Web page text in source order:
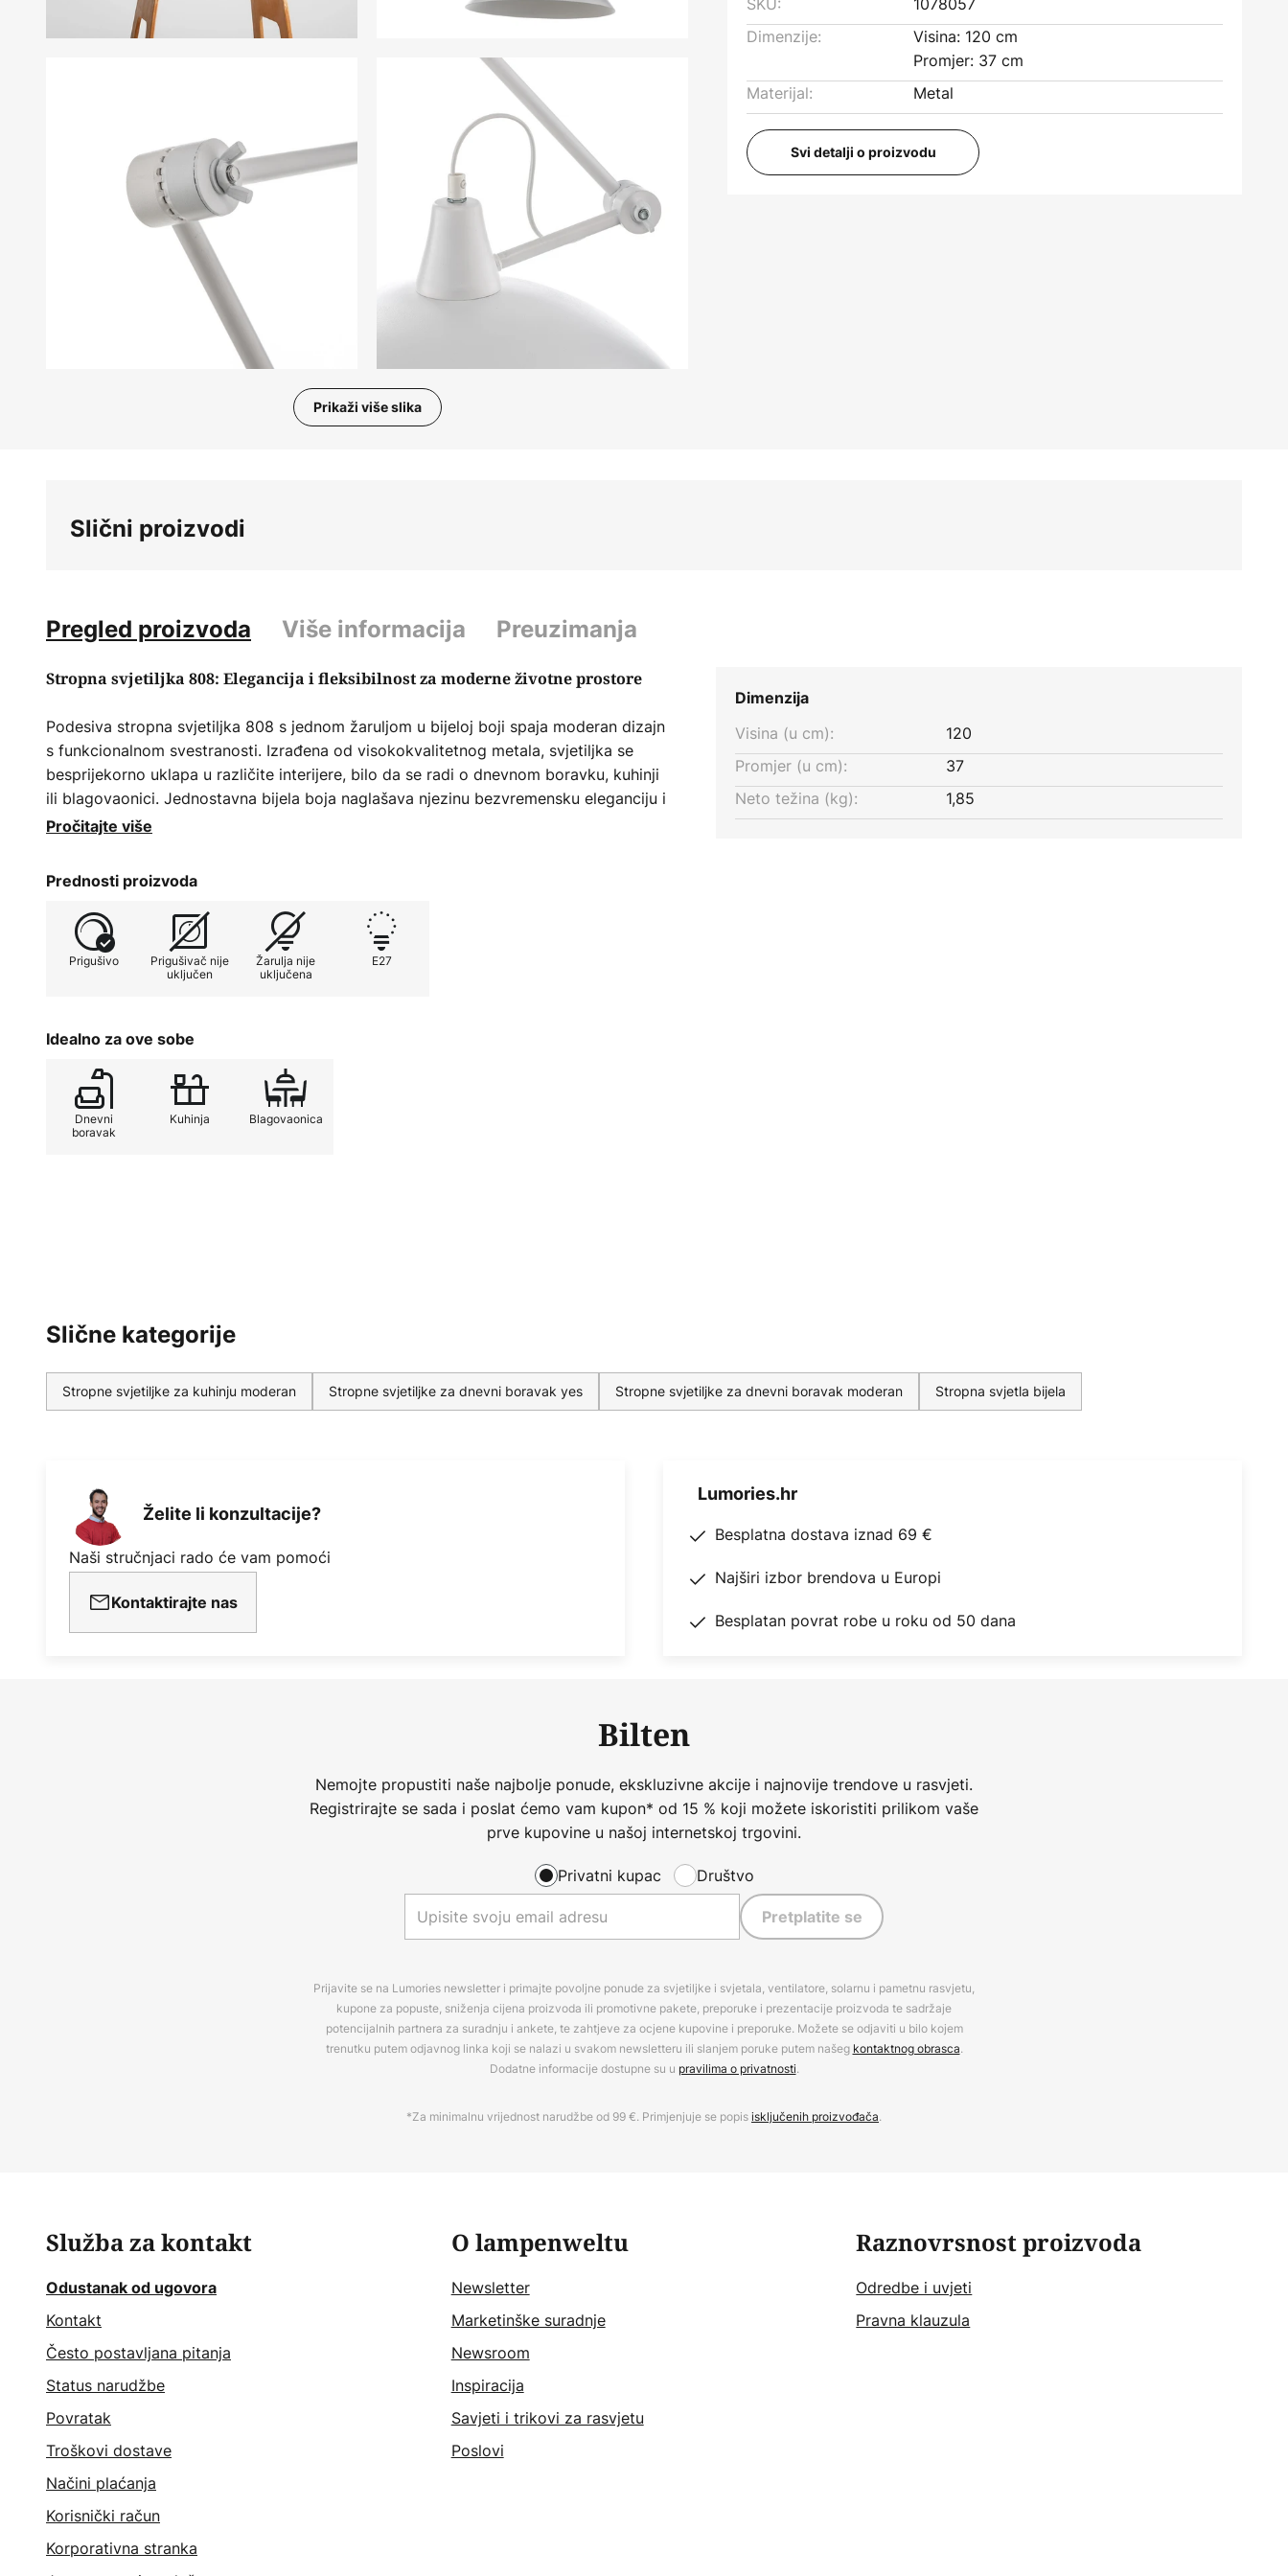
Prikaži više slika
Dimenzije:
Visina: 120 cm
Promjer: 37 cm
Materijal:
Metal
Svi detalji o proizvodu
Slični proizvodi
Pregled proizvoda Više informacija Preuzimanja
Stropna svjetiljka 808: Elegancija i fleksibilnost za moderne životne prostore
Podesiva stropna svjetiljka 808 s jednom žaruljom u bijeloj boji spaja moderan dizajn
s funkcionalnom svestranosti. Izrađena od visokokvalitetnog metala, svjetiljka se
besprijekorno uklapa u različite interijere, bilo da se radi o dnevnom boravku, kuhinji
ili blagovaonici. Jednostavna bijela boja naglašava njezinu bezvremensku eleganciju i
osigurava skladnu integraciju u postojeći dekor.
Posebnost ove lampe je mogućnost podešavanja visine, što omogućuje prilagodbu
rasvjete rasporedu prostorije. Nadalje, mogućnost prigušivanja svjetla putem
vanjskog prigušivača nudi fleksibilno dizajniranje rasvjete za stvaranje željene
atmosfere. Stropna lampa 808 stoga je idealan izbor za sve koji cijene elegantnu
rasvjetu i prilagodljivost.
Pročitajte više
Prednosti proizvoda
Prigušivo
Prigušivač nije
uključen
Žarulja nije
uključena
E27
Idealno za ove sobe
Dnevni
boravak
Kuhinja Blagovaonica
Dimenzija
Visina (u cm):
120
Promjer (u cm):
37
Neto težina (kg):
1,85
Slične kategorije
Stropne svjetiljke za kuhinju moderan Stropne svjetiljke za dnevni boravak yes Stropne svjetiljke za dnevni boravak moderan Stropna svjetla bijela
Želite li konzultacije?
Naši stručnjaci rado će vam pomoći
Kontaktirajte nas
Lumories.hr
Besplatna dostava iznad 69 €
Najširi izbor brendova u Europi
Besplatan povrat robe u roku od 50 dana
Bilten
Nemojte propustiti naše najbolje ponude, ekskluzivne akcije i najnovije trendove u rasvjeti.
Registrirajte se sada i poslat ćemo vam kupon* od 15 % koji možete iskoristiti prilikom vaše
prve kupovine u našoj internetskoj trgovini.
Privatni kupac Društvo
Pretplatite se
Prijavite se na Lumories newsletter i primajte povoljne ponude za svjetiljke i svjetala, ventilatore, solarnu i pametnu rasvjetu,
kupone za popuste, sniženja cijena proizvoda ili promotivne pakete, preporuke i prezentacije proizvoda te sadržaje
potencijalnih partnera za suradnju i ankete, te zahtjeve za ocjene kupovine i preporuke. Možete se odjaviti u bilo kojem
trenutku putem odjavnog linka koji se nalazi u svakom newsletteru ili slanjem poruke putem našeg kontaktnog obrasca.
Dodatne informacije dostupne su u pravilima o privatnosti.
*Za minimalnu vrijednost narudžbe od 99 €. Primjenjuje se popisisključenih proizvođača.
Služba za kontakt
Odustanak od ugovora
Kontakt
Često postavljana pitanja
Status narudžbe
Povratak
Troškovi dostave
Načini plaćanja
Korisnički račun
Korporativna stranka
O lampenweltu
Newsletter
Marketinške suradnje
Newsroom
Inspiracija
Savjeti i trikovi za rasvjetu
Poslovi
Raznovrsnost proizvoda
Odredbe i uvjeti
Pravna klauzula